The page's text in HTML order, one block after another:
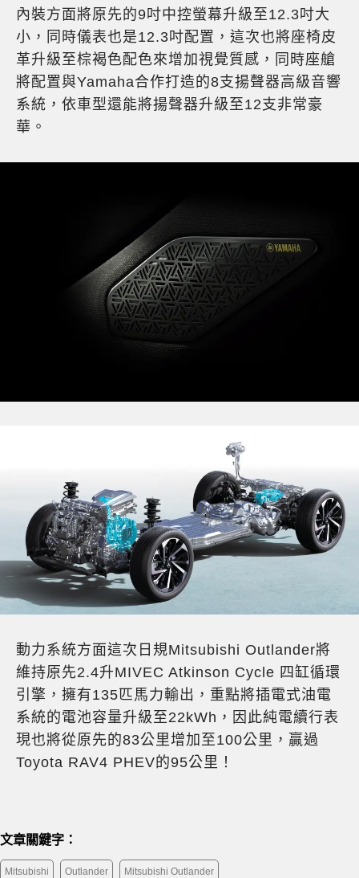
內裝方面將原先的9吋中控螢幕升級至12.3吋大
小，同時儀表也是12.3吋配置，這次也將座椅皮
革升級至棕褐色配色來增加視覺質感，同時座艙
將配置與Yamaha合作打造的8支揚聲器高級音響
系統，依車型還能將揚聲器升級至12支非常豪
華。
動力系統方面這次日規Mitsubishi Outlander將
維持原先2.4升MIVEC Atkinson Cycle 四缸循環
引擎，擁有135匹馬力輸出，重點將插電式油電
系統的電池容量升級至22kWh，因此純電續行表
現也將從原先的83公里增加至100公里，贏過
Toyota RAV4 PHEV的95公里！
文章關鍵字：
Mitsubishi Outlander Mitsubishi Outlander